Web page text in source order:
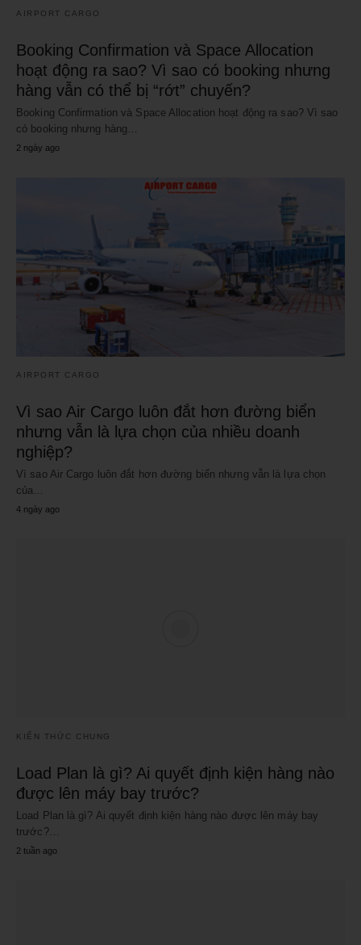
AIRPORT CARGO
Booking Confirmation và Space Allocation
hoạt động ra sao? Vì sao có booking nhưng
hàng vẫn có thể bị “rớt” chuyến?
Booking Confirmation và Space Allocation hoạt động ra sao? Vì sao
có booking nhưng hàng…
2 ngày ago
AIRPORT CARGO
Vì sao Air Cargo luôn đắt hơn đường biển
nhưng vẫn là lựa chọn của nhiều doanh
nghiệp?
Vì sao Air Cargo luôn đắt hơn đường biển nhưng vẫn là lựa chọn
của…
4 ngày ago
KIẾN THỨC CHUNG
Load Plan là gì? Ai quyết định kiện hàng nào
được lên máy bay trước?
Load Plan là gì? Ai quyết định kiện hàng nào được lên máy bay
trước?…
2 tuần ago